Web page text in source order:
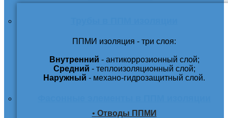
ППМИ изоляция - три слоя:
Внутренний - антикоррозионный слой;
Средний - теплоизоляционный слой;
Наружный - механо-гидрозащитный слой.
• Отводы ППМИ